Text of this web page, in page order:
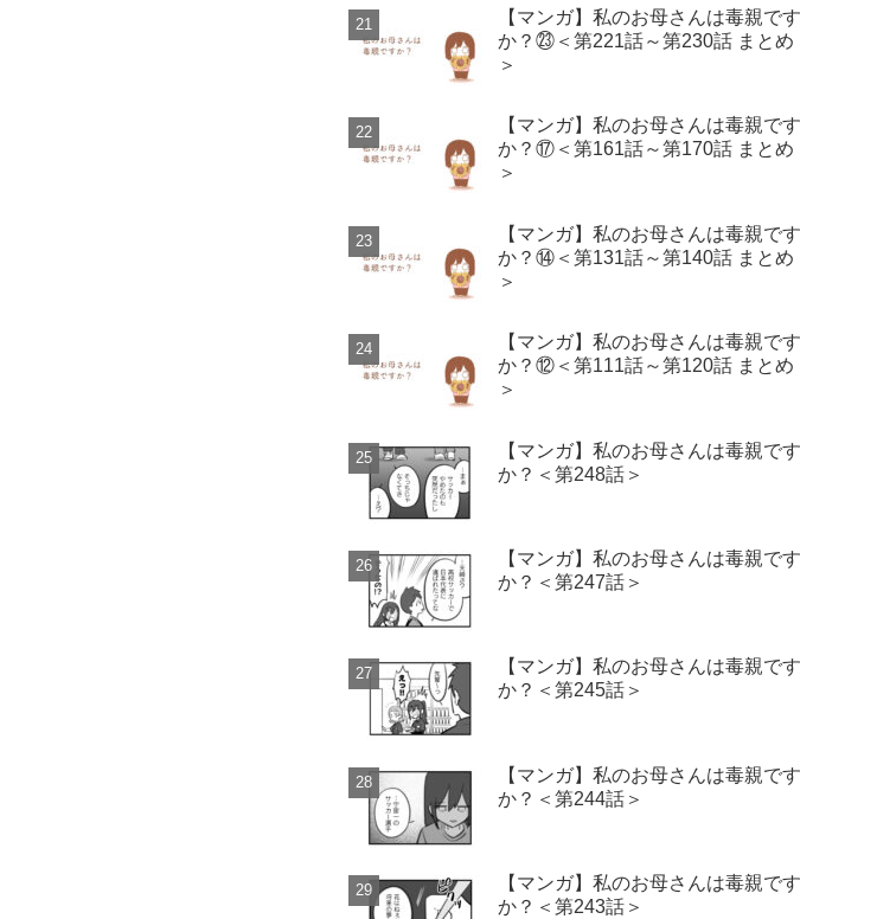
【マンガ】私のお母さんは毒親です
か？㉓＜第221話～第230話 まとめ
＞
【マンガ】私のお母さんは毒親です
か？⑰＜第161話～第170話 まとめ
＞
【マンガ】私のお母さんは毒親です
か？⑭＜第131話～第140話 まとめ
＞
【マンガ】私のお母さんは毒親です
か？⑫＜第111話～第120話 まとめ
＞
【マンガ】私のお母さんは毒親です
か？＜第248話＞
【マンガ】私のお母さんは毒親です
か？＜第247話＞
【マンガ】私のお母さんは毒親です
か？＜第245話＞
【マンガ】私のお母さんは毒親です
か？＜第244話＞
【マンガ】私のお母さんは毒親です
か？＜第243話＞